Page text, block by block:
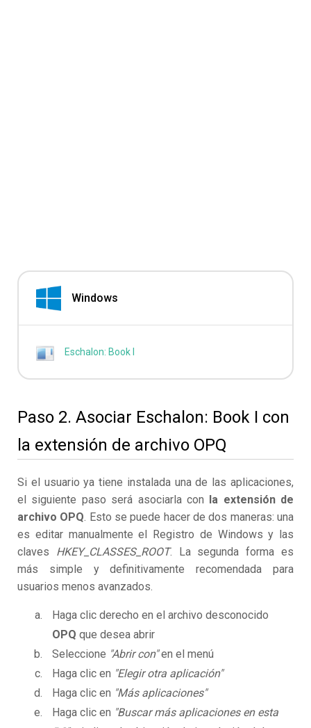
Windows
Eschalon: Book I
Paso 2. Asociar Eschalon: Book I con
la extensión de archivo OPQ
Si el usuario ya tiene instalada una de las aplicaciones,
el siguiente paso será asociarla con la extensión de
archivo OPQ. Esto se puede hacer de dos maneras: una
es editar manualmente el Registro de Windows y las
claves HKEY_CLASSES_ROOT. La segunda forma es
más simple y definitivamente recomendada para
usuarios menos avanzados.
Haga clic derecho en el archivo desconocido
OPQ que desea abrir
Seleccione "Abrir con"en el menú
Haga clic en "Elegir otra aplicación"
Haga clic en "Más aplicaciones"
Haga clic en "Buscar más aplicaciones en esta